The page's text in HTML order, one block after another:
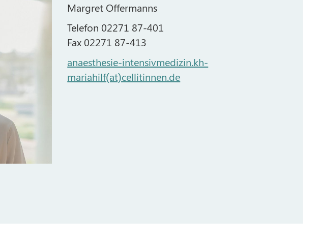
Margret Offermanns
Telefon 02271 87-401
Fax 02271 87-413
anaesthesie-intensivmedizin.kh-
mariahilf(at)cellitinnen.de